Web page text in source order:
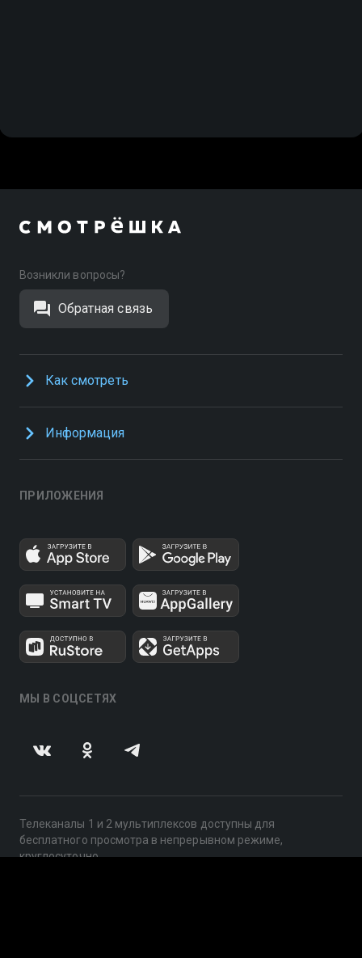
Возникли вопросы?
Обратная связь
Как смотреть
Информация
ПРИЛОЖЕНИЯ
МЫ В СОЦСЕТЯХ
Телеканалы 1 и 2 мультиплексов доступны для
бесплатного просмотра в непрерывном режиме,
круглосуточно.